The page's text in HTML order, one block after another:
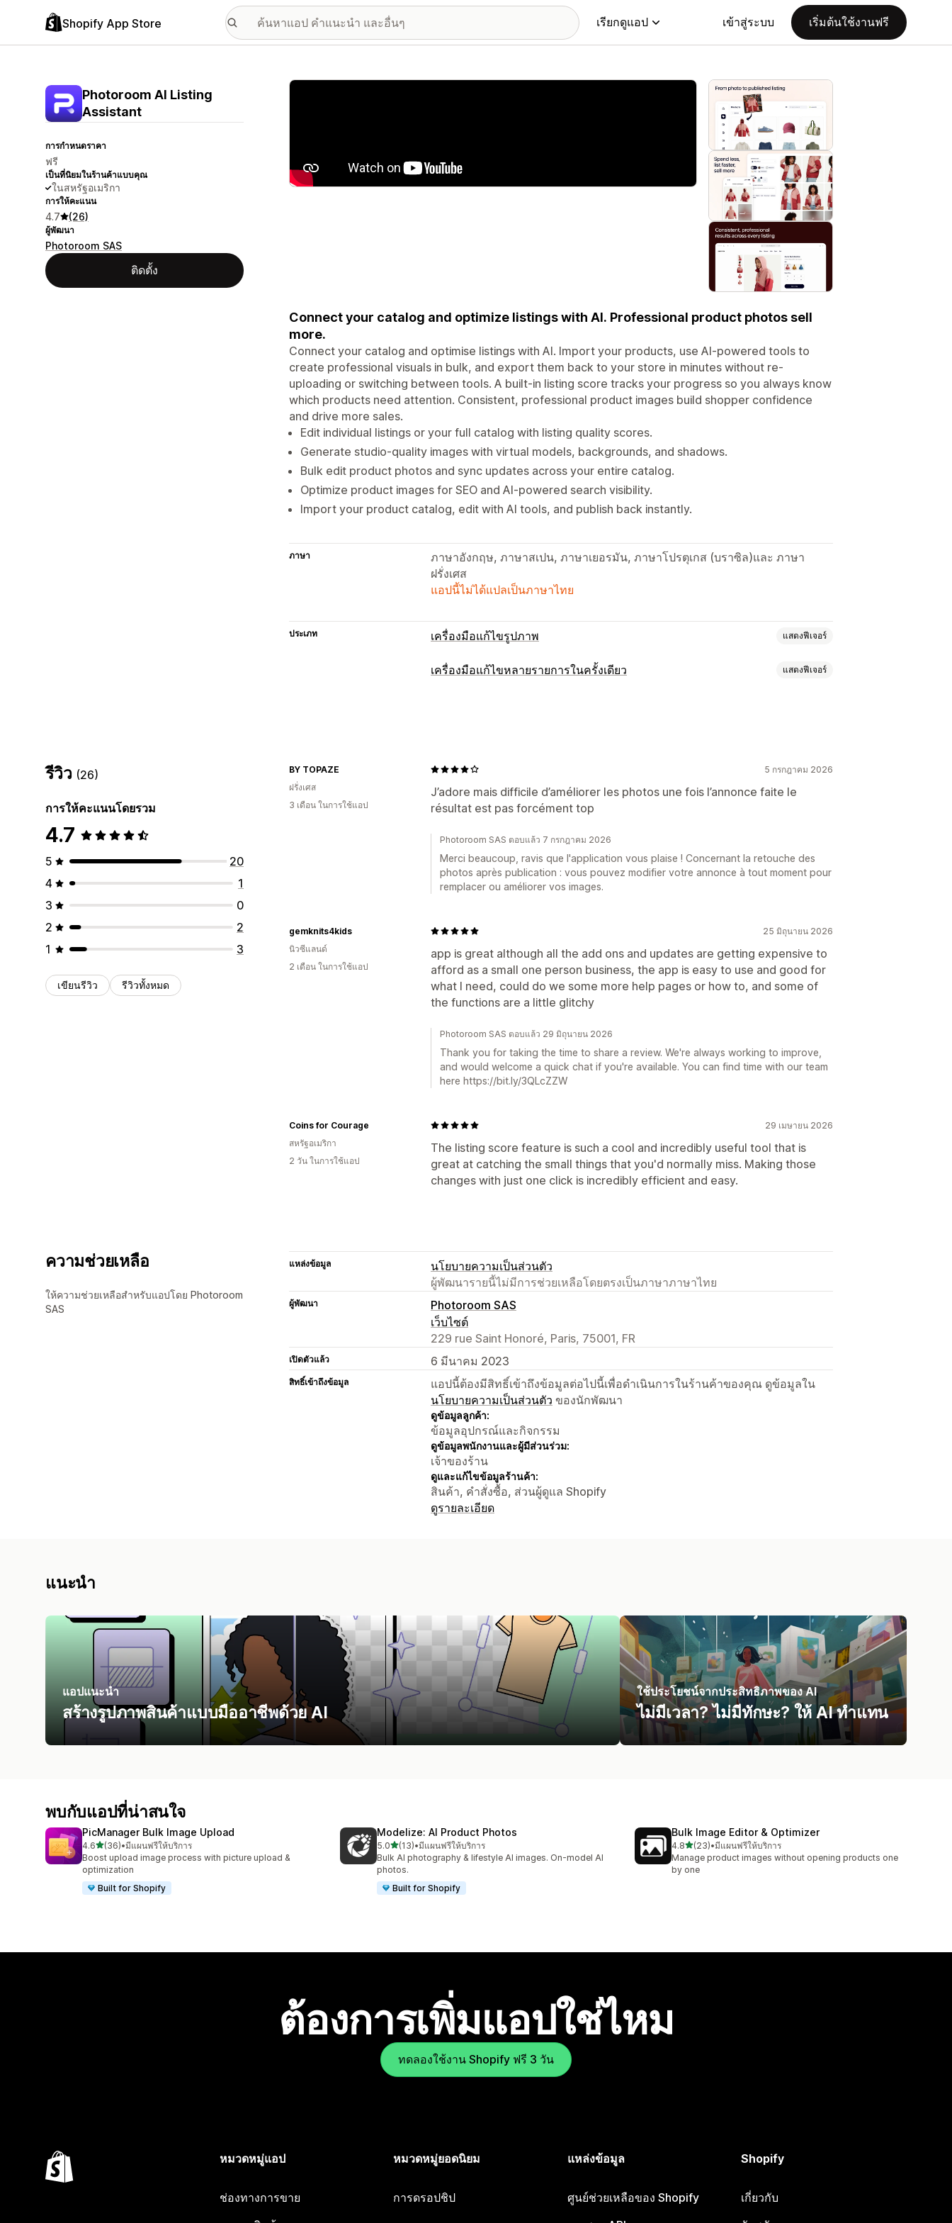
Shopify App Store เรียกดูแอป เข้าสู่ระบบ เริ่มต้นใช้งานฟรี
Photoroom AI Listing
Assistant
การกำหนดราคา
ฟรี
เป็นที่นิยมในร้านค้าแบบคุณ
ในสหรัฐอเมริกา
การให้คะแนน
4.7 (26)
ผู้พัฒนา
Photoroom SAS
ติดตั้ง
แกลเลอรีรูปภาพที่แสดง
Connect your catalog and optimize listings with AI. Professional product photos sell
more.
Connect your catalog and optimise listings with AI. Import your products, use AI-powered tools to
create professional visuals in bulk, and export them back to your store in minutes without re-
uploading or switching between tools. A built-in listing score tracks your progress so you always know
which products need attention. Consistent, professional product images build shopper confidence
and drive more sales.
Edit individual listings or your full catalog with listing quality scores.
Generate studio-quality images with virtual models, backgrounds, and shadows.
Bulk edit product photos and sync updates across your entire catalog.
Optimize product images for SEO and AI-powered search visibility.
Import your product catalog, edit with AI tools, and publish back instantly.
ภาษา
ภาษาอังกฤษ, ภาษาสเปน, ภาษาเยอรมัน, ภาษาโปรตุเกส (บราซิล)และ ภาษา
ฝรั่งเศส
แอปนี้ไม่ได้แปลเป็นภาษาไทย
ประเภท เครื่องมือแก้ไขรูปภาพ แสดงฟีเจอร์
การเพิ่มประสิทธิภาพรูปภาพ
ข้อความแสดงแทน
การอัปโหลดไฟล์
การบีบอัด การครอบตัด การปรับขนาด
เครื่องมือแก้ไขหลายรายการในครั้งเดียว แสดงฟีเจอร์
การลบจำนวนมาก
ความช่วยเหลือด้าน AI
การแก้ไขจำนวนมาก
รีวิว (26)
การให้คะแนนโดยรวม
4.7
5
20
4
1
3
0
2
2
1
3
เขียนรีวิว รีวิวทั้งหมด
5 กรกฎาคม 2026
J’adore mais difficile d’améliorer les photos une fois l’annonce faite le
résultat est pas forcément top
BY TOPAZE
ฝรั่งเศส
3 เดือน ในการใช้แอป
Photoroom SAS ตอบแล้ว 7 กรกฎาคม 2026
Merci beaucoup, ravis que l'application vous plaise ! Concernant la retouche des
photos après publication : vous pouvez modifier votre annonce à tout moment pour
remplacer ou améliorer vos images.
25 มิถุนายน 2026
app is great although all the add ons and updates are getting expensive to
afford as a small one person business, the app is easy to use and good for
what I need, could do we some more help pages or how to, and some of
the functions are a little glitchy
gemknits4kids
นิวซีแลนด์
2 เดือน ในการใช้แอป
Photoroom SAS ตอบแล้ว 29 มิถุนายน 2026
Thank you for taking the time to share a review. We're always working to improve,
and would welcome a quick chat if you're available. You can find time with our team
here https://bit.ly/3QLcZZW
29 เมษายน 2026
The listing score feature is such a cool and incredibly useful tool that is
great at catching the small things that you'd normally miss. Making those
changes with just one click is incredibly efficient and easy.
Coins for Courage
สหรัฐอเมริกา
2 วัน ในการใช้แอป
ความช่วยเหลือ
ให้ความช่วยเหลือสำหรับแอปโดย Photoroom
SAS
แหล่งข้อมูล
นโยบายความเป็นส่วนตัว
ผู้พัฒนารายนี้ไม่มีการช่วยเหลือโดยตรงเป็นภาษาภาษาไทย
ผู้พัฒนา
Photoroom SAS
เว็บไซต์
229 rue Saint Honoré, Paris, 75001, FR
เปิดตัวแล้ว 6 มีนาคม 2023
สิทธิ์เข้าถึงข้อมูล
แอปนี้ต้องมีสิทธิ์เข้าถึงข้อมูลต่อไปนี้เพื่อดำเนินการในร้านค้าของคุณ ดูข้อมูลใน
นโยบายความเป็นส่วนตัว ของนักพัฒนา
ดูข้อมูลลูกค้า:
ข้อมูลอุปกรณ์และกิจกรรม
ดูข้อมูลพนักงานและผู้มีส่วนร่วม:
เจ้าของร้าน
ดูและแก้ไขข้อมูลร้านค้า:
สินค้า, คำสั่งซื้อ, ส่วนผู้ดูแล Shopify
ดูรายละเอียด
แนะนำ
แอปแนะนำ
สร้างรูปภาพสินค้าแบบมืออาชีพด้วย AI
ใช้ประโยชน์จากประสิทธิภาพของ AI
ไม่มีเวลา? ไม่มีทักษะ? ให้ AI ทำแทน
พบกับแอปที่น่าสนใจ
PicManager Bulk Image Upload
4.6เต็ม 5 ดาว
(36)
ทั้งหมด 36 รีวิว
•มีแผนฟรีให้บริการ
Boost upload image process with picture upload &
optimization
Built for Shopify
Modelize: AI Product Photos
5.0เต็ม 5 ดาว
(13)
ทั้งหมด 13 รีวิว
•มีแผนฟรีให้บริการ
Bulk AI photography & lifestyle AI images. On-model AI
photos.
Built for Shopify
Bulk Image Editor & Optimizer
4.8เต็ม 5 ดาว
(23)
ทั้งหมด 23 รีวิว
•มีแผนฟรีให้บริการ
Manage product images without opening products one
by one
ต้องการเพิ่มแอปใช่ไหม
ทดลองใช้งาน Shopify ฟรี 3 วัน
หมวดหมู่แอป
ช่องทางการขาย
หมวดหมู่ยอดนิยม
การดรอปชิป
แหล่งข้อมูล
ศูนย์ช่วยเหลือของ Shopify
Shopify
เกี่ยวกับ